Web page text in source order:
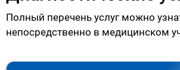
Полный перечень услуг можно
непосредственно в медицинском